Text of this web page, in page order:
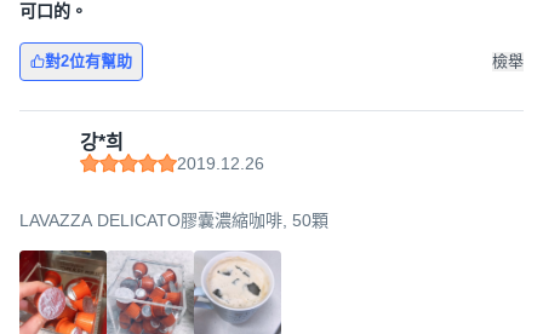
可口的。
對2位有幫助 檢舉
강*희
2019.12.26
LAVAZZA DELICATO膠囊濃縮咖啡, 50顆